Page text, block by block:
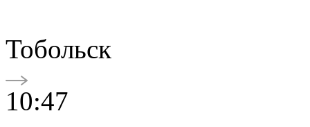
Тобольск
10:47